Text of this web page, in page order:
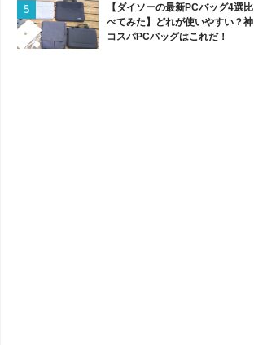
【ダイソーの最新PCバッグ4選比
べてみた】どれが使いやすい？神
コスパPCバッグはこれだ！